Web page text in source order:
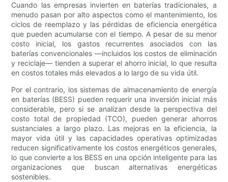
Cuando las empresas invierten en baterías tradicionales, a
menudo pasan por alto aspectos como el mantenimiento, los
ciclos de reemplazo y las pérdidas de eficiencia energética
que pueden acumularse con el tiempo. A pesar de su menor
costo inicial, los gastos recurrentes asociados con las
baterías convencionales —incluidos los costos de eliminación
y reciclaje— tienden a superar el ahorro inicial, lo que resulta
en costos totales más elevados a lo largo de su vida útil.
Por el contrario, los sistemas de almacenamiento de energía
en baterías (BESS) pueden requerir una inversión inicial más
considerable, pero si se analizan desde la perspectiva del
costo total de propiedad (TCO), pueden generar ahorros
sustanciales a largo plazo. Las mejoras en la eficiencia, la
mayor vida útil y las capacidades operativas optimizadas
reducen significativamente los costos energéticos generales,
lo que convierte a los BESS en una opción inteligente para las
organizaciones que buscan alternativas energéticas
sostenibles.